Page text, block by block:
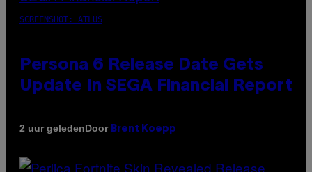
SCREENSHOT: ATLUS
Persona 6 Release Date Gets
Update In SEGA Financial Report
2 uur geledenDoor Brent Koepp